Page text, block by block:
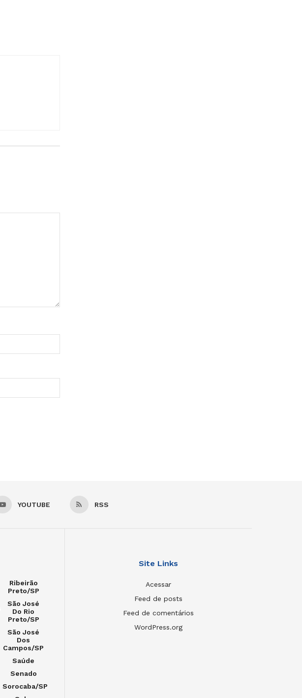
YOUTUBE RSS
Ribeirão
Preto/SP
São José
Do Rio
Preto/SP
São José
Dos
Campos/SP
Saúde
Senado
Sorocaba/SP
Site Links
Acessar
Feed de posts
Feed de comentários
WordPress.org